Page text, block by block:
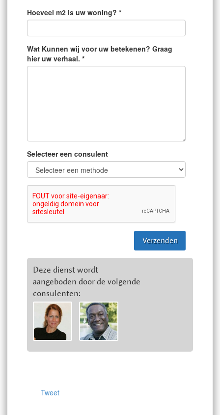
Hoeveel m2 is uw woning? *
Wat Kunnen wij voor uw betekenen? Graag
hier uw verhaal. *
Selecteer een consulent
Deze dienst wordt
aangeboden door de volgende
consulenten:
Tweet